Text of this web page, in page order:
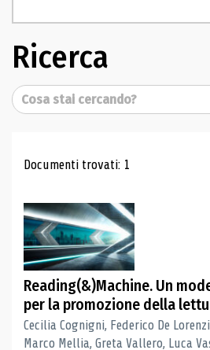
Ricerca
Cerca
Risultati di
Documenti trovati: 1
Reading(&)Machine. Un
per la promozione della
Cecilia Cognigni, Federico De
Marco Mellia, Greta Vallero, Luca